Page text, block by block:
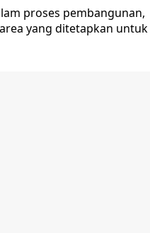
proses pembangunan,
yang ditetapkan untuk